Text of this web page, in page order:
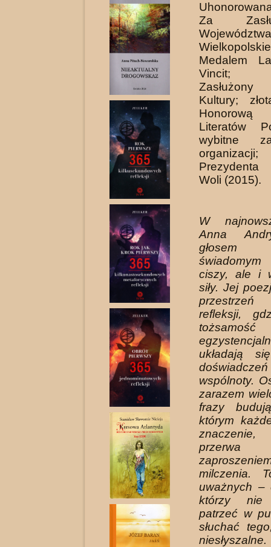
Za
Województwa
Medalem
Vincit;
Kultury;
Literatów
wybitne
Woli (2015).
W
Anna
głosem
ciszy, ale i
siły. Jej
przestrzeń
refleksji,
układają
wspólnoty.
zarazem
frazy
którym
milczenia.
uważnych –
którzy
patrzeć w
słuchać
niesłyszalne.